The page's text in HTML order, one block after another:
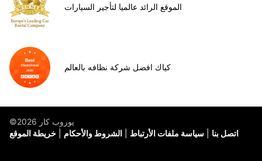
الموقع الرائد عالميا لتأجير السيارات
كياك افضل شركة نظافه بالعالم
©يوروب كار 2026
خريطة الموقع
الشروط والأحكام سياسة ملفات الأرتباط اتصل بنا